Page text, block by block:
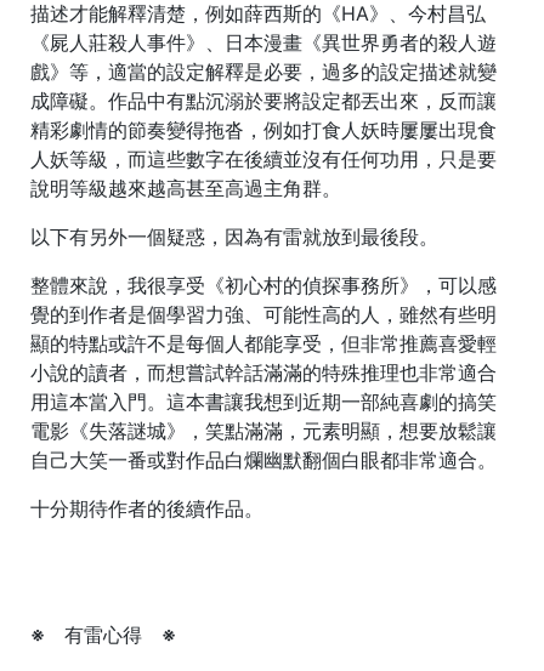
描述才能解釋清楚，例如薛西斯的《HA》、今村昌弘
《屍人莊殺人事件》、日本漫畫《異世界勇者的殺人遊
戲》等，適當的設定解釋是必要，過多的設定描述就變
成障礙。作品中有點沉溺於要將設定都丟出來，反而讓
精彩劇情的節奏變得拖沓，例如打食人妖時屢屢出現食
人妖等級，而這些數字在後續並沒有任何功用，只是要
說明等級越來越高甚至高過主角群。
以下有另外一個疑惑，因為有雷就放到最後段。
整體來說，我很享受《初心村的偵探事務所》，可以感
覺的到作者是個學習力強、可能性高的人，雖然有些明
顯的特點或許不是每個人都能享受，但非常推薦喜愛輕
小說的讀者，而想嘗試幹話滿滿的特殊推理也非常適合
用這本當入門。這本書讓我想到近期一部純喜劇的搞笑
電影《失落謎城》，笑點滿滿，元素明顯，想要放鬆讓
自己大笑一番或對作品白爛幽默翻個白眼都非常適合。
十分期待作者的後續作品。
※ 有雷心得 ※